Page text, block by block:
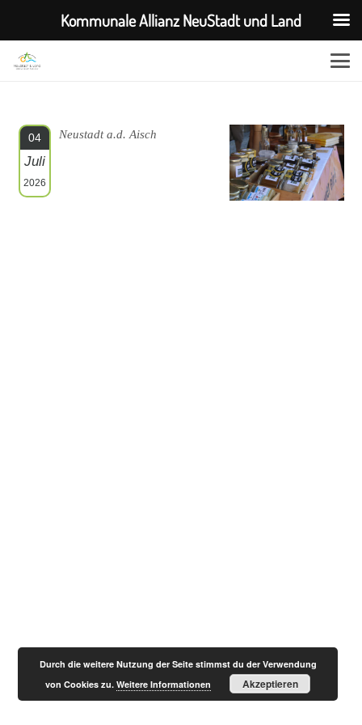
04
Juli
2026
Neustadt a.d. Aisch
Kommunale Allianz NeuStadt und Land
Durch die weitere Nutzung der Seite stimmst du der Verwendung
von Cookies zu.Weitere Informationen Akzeptieren